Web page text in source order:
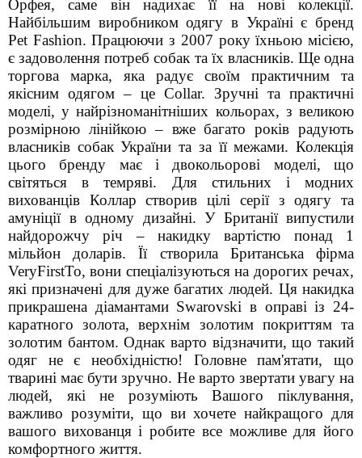
Орфея, саме він надихає її на нові колекції.
Найбільшим виробником одягу в Україні є бренд
Pet Fashion. Працюючи з 2007 року їхньою місією,
є задоволення потреб собак та їх власників. Ще одна
торгова марка, яка радує своїм практичним та
якісним одягом – це Collar. Зручні та практичні
моделі, у найрізноманітніших кольорах, з великою
розмірною лінійкою – вже багато років радують
власників собак України та за її межами. Колекція
цього бренду має і двокольорові моделі, що
світяться в темряві. Для стильних і модних
вихованців Коллар створив цілі серії з одягу та
амуніції в одному дизайні. У Британії випустили
найдорожчу річ – накидку вартістю понад 1
мільйон доларів. Її створила Британська фірма
VeryFirstTo, вони спеціалізуються на дорогих речах,
які призначені для дуже багатих людей. Ця накидка
прикрашена діамантами Swarovski в оправі із 24-
каратного золота, верхнім золотим покриттям та
золотим бантом. Однак варто відзначити, що такий
одяг не є необхідністю! Головне пам'ятати, що
тварині має бути зручно. Не варто звертати увагу на
людей, які не розуміють Вашого піклування,
важливо розуміти, що ви хочете найкращого для
вашого вихованця і робите все можливе для його
комфортного життя.